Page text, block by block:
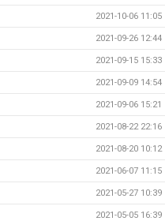
2021-10-06 11:05
2021-09-26 12:44
2021-09-15 15:33
2021-09-09 14:54
2021-09-06 15:21
2021-08-22 22:16
2021-08-20 10:12
2021-06-07 11:15
2021-05-27 10:39
2021-05-05 16:39